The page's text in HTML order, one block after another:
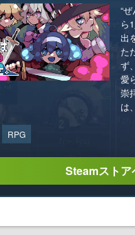
“
ら
出
た
ず
愛
崇
は
RPG
Steamストア